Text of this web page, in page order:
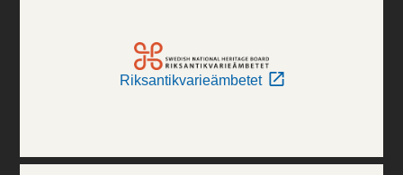
Riksantikvarieämbetet